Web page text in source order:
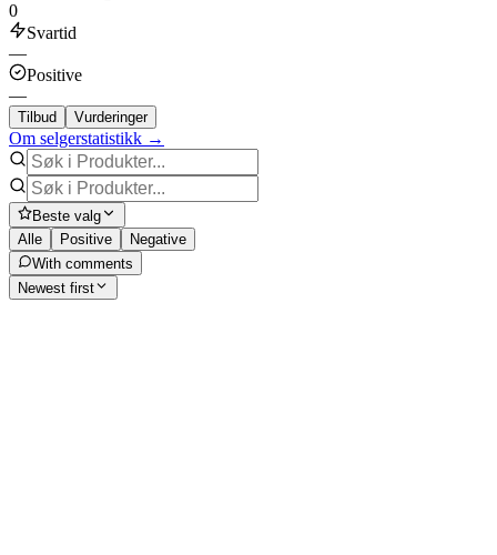
0
Svartid
—
Positive
—
Tilbud Vurderinger
Om selgerstatistikk →
Beste valg
Alle
Positive
Negative
With comments
Newest first